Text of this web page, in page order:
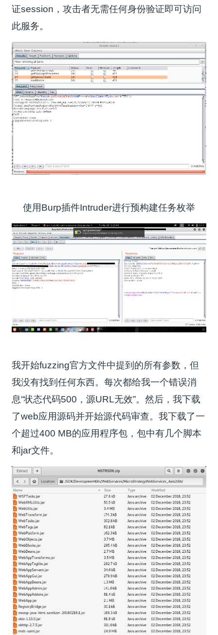
证session，攻击者无需任何身份验证即可访问
此服务。
使用Burp插件Intruder进行预构建任务枚举
我开始fuzzing官方文件中提到的所有参数，但
我没有找到任何东西。每次都给我一个错误消
息“状态代码500，源URL无效”。然后，我下载
了web应用源码并开始源代码审查。我下载了一
个超过400 MB的应用程序包，包中有几个脚本
和jar文件。